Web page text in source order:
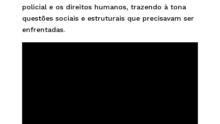
policial e os direitos humanos, trazendo à tona
questões sociais e estruturais que precisavam ser
enfrentadas.